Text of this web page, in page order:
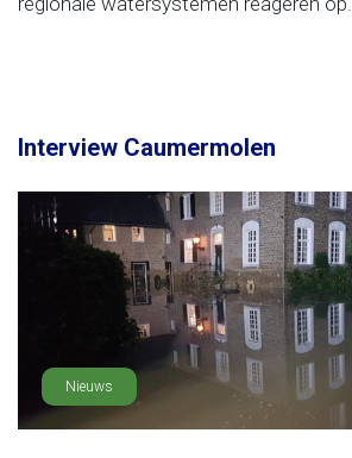
Interview Caumermolen
Nieuws